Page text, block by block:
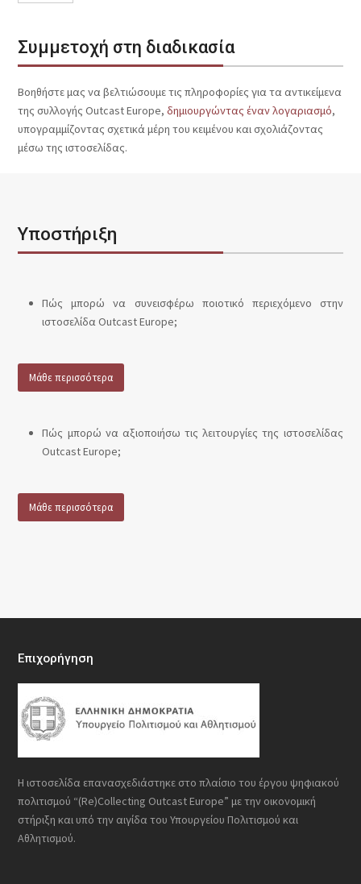
Συμμετοχή στη διαδικασία
Βοηθήστε μας να βελτιώσουμε τις πληροφορίες για τα αντικείμενα
της συλλογής Outcast Europe, δημιουργώντας έναν λογαριασμό,
υπογραμμίζοντας σχετικά μέρη του κειμένου και σχολιάζοντας
μέσω της ιστοσελίδας.
Υποστήριξη
Πώς μπορώ να συνεισφέρω ποιοτικό περιεχόμενο στην
ιστοσελίδα Outcast Europe;
Μάθε περισσότερα
Πώς μπορώ να αξιοποιήσω τις λειτουργίες της ιστοσελίδας
Outcast Europe;
Μάθε περισσότερα
Επιχορήγηση
Η ιστοσελίδα επανασχεδιάστηκε στο πλαίσιο του έργου ψηφιακού
πολιτισμού “(Re)Collecting Outcast Europe” με την οικονομική
στήριξη και υπό την αιγίδα του Υπουργείου Πολιτισμού και
Αθλητισμού.